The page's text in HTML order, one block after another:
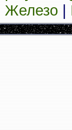
Железо